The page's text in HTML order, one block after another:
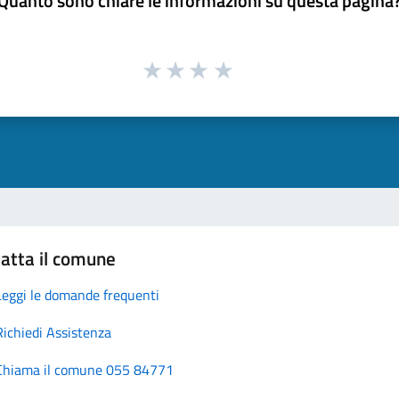
il comune
le domande frequenti
Assistenza
il comune 055 84771